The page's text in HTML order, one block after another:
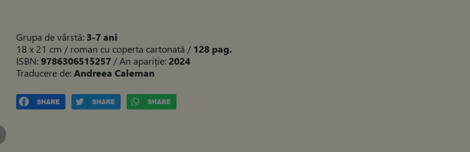
Grupa de vârstă: 3-7 ani
18 x 21 cm / roman cu coperta cartonată / 128 pag.
ISBN:9786306515257 / An apariție:2024
Traducere de:Andreea Caleman